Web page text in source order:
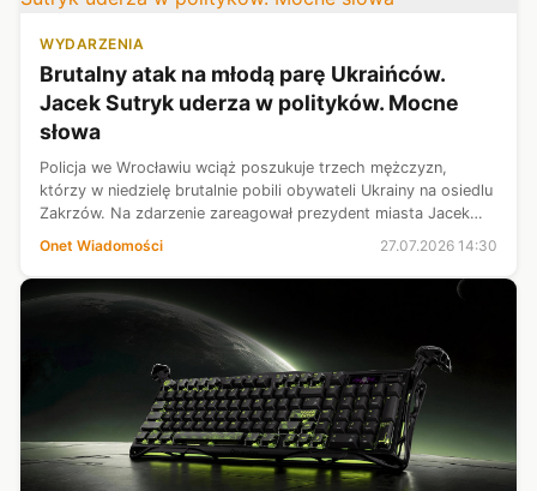
WYDARZENIA
Brutalny atak na młodą parę Ukraińców.
Jacek Sutryk uderza w polityków. Mocne
słowa
Policja we Wrocławiu wciąż poszukuje trzech mężczyzn,
którzy w niedzielę brutalnie pobili obywateli Ukrainy na osiedlu
Zakrzów. Na zdarzenie zareagował prezydent miasta Jacek
Sutryk, który zarzucił politykom, że "budują przekaz oparty na
Onet Wiadomości 27.07.2026 14:30